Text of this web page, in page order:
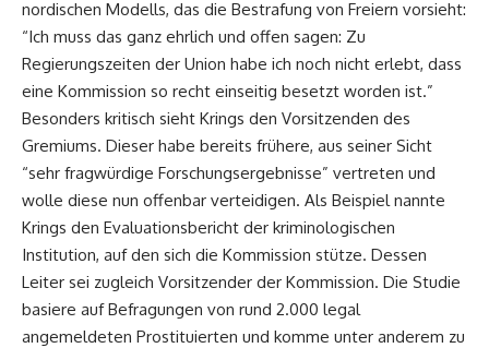
nordischen Modells, das die Bestrafung von Freiern vorsieht:
“Ich muss das ganz ehrlich und offen sagen: Zu
Regierungszeiten der Union habe ich noch nicht erlebt, dass
eine Kommission so recht einseitig besetzt worden ist.”
Besonders kritisch sieht Krings den Vorsitzenden des
Gremiums. Dieser habe bereits frühere, aus seiner Sicht
“sehr fragwürdige Forschungsergebnisse” vertreten und
wolle diese nun offenbar verteidigen. Als Beispiel nannte
Krings den Evaluationsbericht der kriminologischen
Institution, auf den sich die Kommission stütze. Dessen
Leiter sei zugleich Vorsitzender der Kommission. Die Studie
basiere auf Befragungen von rund 2.000 legal
angemeldeten Prostituierten und komme unter anderem zu